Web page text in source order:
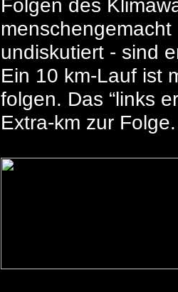
Folgen des
undiskutiert - sind
Ein 10 km-Lauf ist
folgen. Das “links
Extra-km zur Folge.